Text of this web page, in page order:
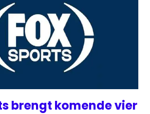
brengt komende vier